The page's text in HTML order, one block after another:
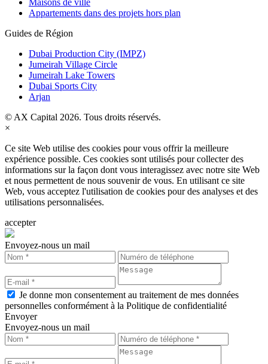
Maisons de ville
Appartements dans des projets hors plan
Guides de Région
Dubai Production City (IMPZ)
Jumeirah Village Circle
Jumeirah Lake Towers
Dubai Sports City
Arjan
© AX Capital 2026. Tous droits réservés.
×
Ce site Web utilise des cookies pour vous offrir la meilleure
expérience possible. Ces cookies sont utilisés pour collecter des
informations sur la façon dont vous interagissez avec notre site Web
et nous permettent de nous souvenir de vous. En utilisant ce site
Web, vous acceptez l'utilisation de cookies pour des analyses et des
utilisations personnalisées.
accepter
Envoyez-nous un mail
Je donne mon consentement au traitement de mes données
personnelles conformément à la Politique de confidentialité
Envoyer
Envoyez-nous un mail